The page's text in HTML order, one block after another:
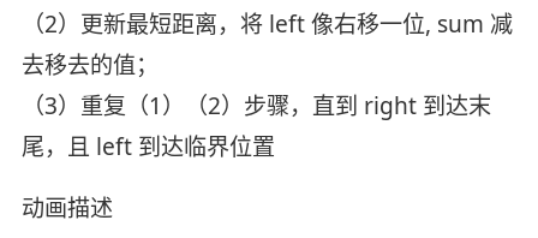
（2）更新最短距离，将 left 像右移一位, sum 减
去移去的值；
（3）重复（1）（2）步骤，直到 right 到达末
尾，且 left 到达临界位置
动画描述